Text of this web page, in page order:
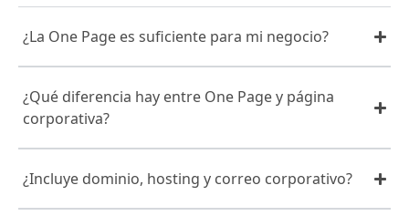
¿La One Page es suficiente para mi negocio?
¿Qué diferencia hay entre One Page y página
corporativa?
¿Incluye dominio, hosting y correo corporativo?